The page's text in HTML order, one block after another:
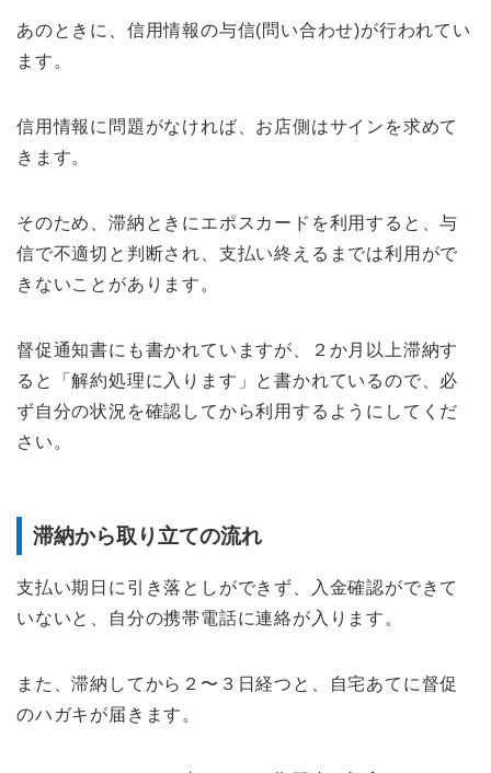
あのときに、信用情報の与信(問い合わせ)が行われてい
ます。
信用情報に問題がなければ、お店側はサインを求めて
きます。
そのため、滞納ときにエポスカードを利用すると、与
信で不適切と判断され、支払い終えるまでは利用がで
きないことがあります。
督促通知書にも書かれていますが、２か月以上滞納す
ると「解約処理に入ります」と書かれているので、必
ず自分の状況を確認してから利用するようにしてくだ
さい。
滞納から取り立ての流れ
支払い期日に引き落としができず、入金確認ができて
いないと、自分の携帯電話に連絡が入ります。
また、滞納してから２〜３日経つと、自宅あてに督促
のハガキが届きます。